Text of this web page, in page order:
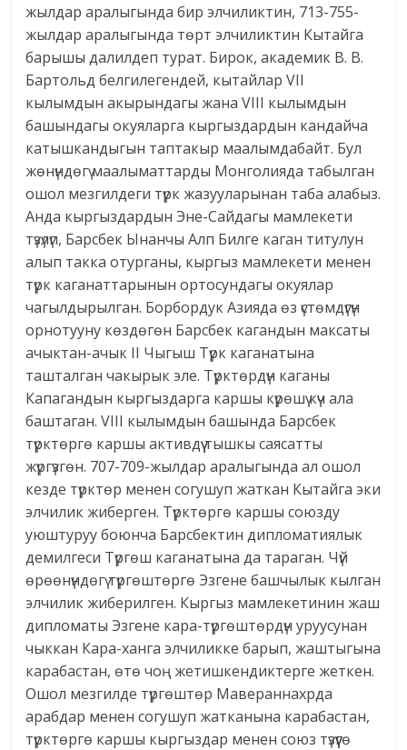
жылдар аралыгында бир элчиликтин, 713-755-
жылдар аралыгында төрт элчиликтин Кытайга
барышы далилдеп турат. Бирок, академик В. В.
Бартольд белгилегендей, кытайлар VII
кылымдын акырындагы жана VIII кылымдын
башындагы окуяларга кыргыздардын кандайча
катышкандыгын таптакыр маалымдабайт. Бул
жөнүндөгү маалыматтарды Монголияда табылган
ошол мезгилдеги түрк жазууларынан таба алабыз.
Анда кыргыздардын Эне-Сайдагы мамлекети
түзүлүп, Барсбек Ынанчы Алп Билге каган титулун
алып такка отурганы, кыргыз мамлекети менен
түрк каганаттарынын ортосундагы окуялар
чагылдырылган. Борбордук Азияда өз үстөмдүгүн
орнотууну көздөгөн Барсбек кагандын максаты
ачыктан-ачык II Чыгыш Түрк каганатына
ташталган чакырык эле. Түрктөрдүн каганы
Капагандын кыргыздарга каршы күрөшү күч ала
баштаган. VIII кылымдын башында Барсбек
түрктөргө каршы активдүү тышкы саясатты
жүргүзгөн. 707-709-жылдар аралыгында ал ошол
кезде түрктөр менен согушуп жаткан Кытайга эки
элчилик жиберген. Түрктөргө каршы союзду
уюштуруу боюнча Барсбектин дипломатиялык
демилгеси Түргөш каганатына да тараган. Чүй
өрөөнүндөгү түргөштөргө Эзгене башчылык кылган
элчилик жиберилген. Кыргыз мамлекетинин жаш
дипломаты Эзгене кара-түргөштөрдүн уруусунан
чыккан Кара-ханга элчиликке барып, жаштыгына
карабастан, өтө чоң жетишкендиктерге жеткен.
Ошол мезгилде түргөштөр Мавераннахрда
арабдар менен согушуп жатканына карабастан,
түрктөргө каршы кыргыздар менен союз түзүүгө